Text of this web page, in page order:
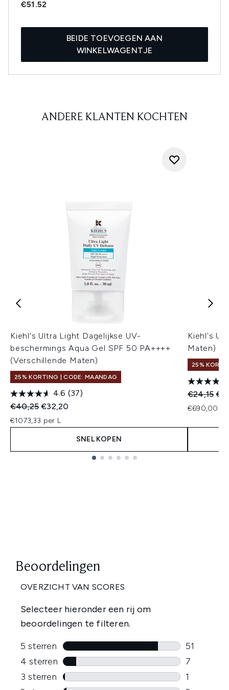
€51.52
BEIDE TOEVOEGEN AAN
WINKELWAGENTJE
ANDERE KLANTEN KOCHTEN
Kiehl's Ultra Light Dagelijkse UV-
beschermings Aqua Gel SPF 50 PA++++
(Verschillende Maten)
25% KORTING | CODE: MAANDAG
4.6 (37)
Recommended Retail Price:
€40,25Huidige prijs:
€32,20
€1073,33 per L
SNEL KOPEN
Kiehl's
Maten)
25%
€24,15
€690,00